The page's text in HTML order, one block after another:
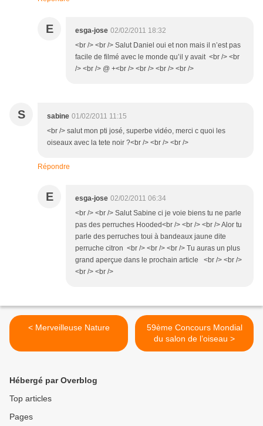
E esga-jose 02/02/2011 18:32
<br /> <br /> Salut Daniel oui et non mais il n’est pas
facile de filmé avec le monde qu’il y avait <br /> <br
/> <br /> @ +<br /> <br /> <br /> <br />
S sabine 01/02/2011 11:15
<br /> salut mon pti josé, superbe vidéo, merci c quoi les
oiseaux avec la tete noir ?<br /> <br /> <br />
Répondre
E esga-jose 02/02/2011 06:34
<br /> <br /> Salut Sabine ci je voie biens tu ne parle
pas des perruches Hooded<br /> <br /> <br /> Alor tu
parle des perruches toui à bandeaux jaune dite
perruche citron <br /> <br /> <br /> Tu auras un plus
grand aperçue dans le prochain article <br /> <br />
<br /> <br />
< Merveilleuse Nature
59ème Concours Mondial
du salon de l’oiseau >
Hébergé par Overblog
Top articles
Pages